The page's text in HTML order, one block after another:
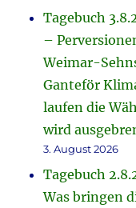
Tagebuch
–
Weimar-
Ganteför
laufen die
wird
3. August 2026
Tagebuch
Was bringen